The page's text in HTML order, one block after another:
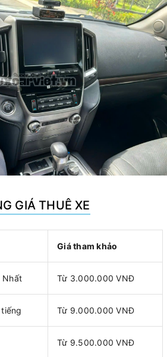
GIÁ THUÊ XE
Giá tham khảo
Nhất Từ 3.000.000 VNĐ
Từ 9.000.000 VNĐ
Từ 9.500.000 VNĐ